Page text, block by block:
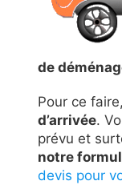
de
Pour ce
d’arrivée.
prévu et
notre
devis pour